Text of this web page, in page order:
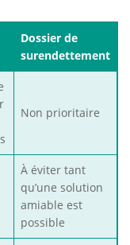
Dossier de
surendettement
Non prioritaire
À éviter tant
qu’une solution
amiable est
possible